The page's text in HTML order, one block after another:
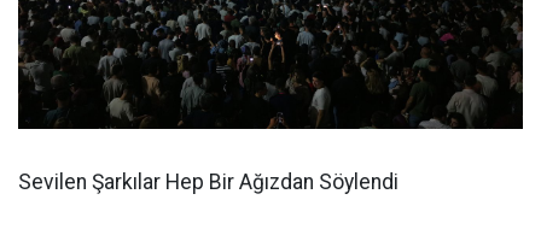
Sevilen Şarkılar Hep Bir Ağızdan Söylendi